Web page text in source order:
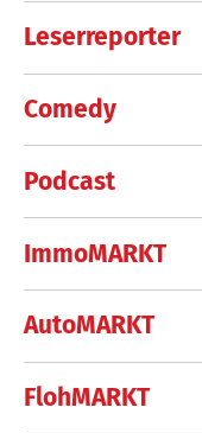
Leserreporter
Comedy
Podcast
ImmoMARKT
AutoMARKT
FlohMARKT